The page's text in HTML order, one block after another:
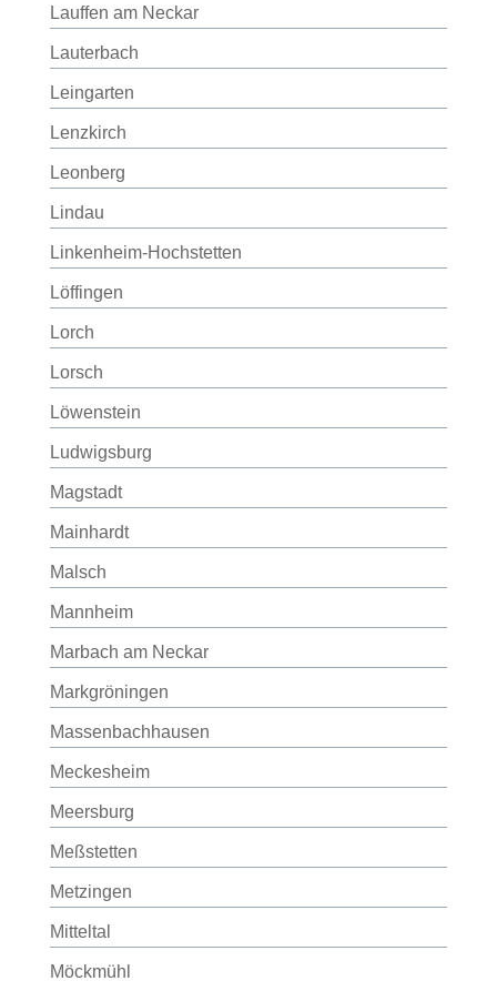
Lauffen am Neckar
Lauterbach
Leingarten
Lenzkirch
Leonberg
Lindau
Linkenheim-Hochstetten
Löffingen
Lorch
Lorsch
Löwenstein
Ludwigsburg
Magstadt
Mainhardt
Malsch
Mannheim
Marbach am Neckar
Markgröningen
Massenbachhausen
Meckesheim
Meersburg
Meßstetten
Metzingen
Mitteltal
Möckmühl